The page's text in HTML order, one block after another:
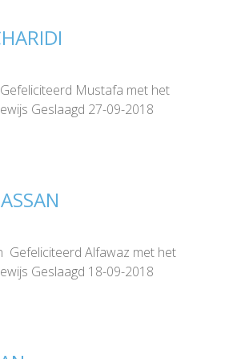
Gefeliciteerd Mustafa met het
Geslaagd 27-09-2018
Gefeliciteerd Alfawaz met het
Geslaagd 18-09-2018